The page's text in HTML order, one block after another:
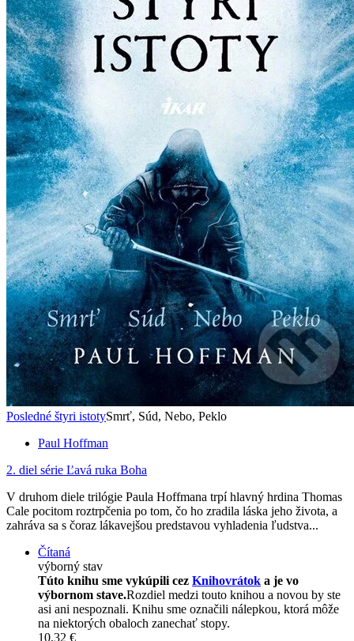
Posledné štyri istotySmrť, Súd, Nebo, Peklo
Paul Hoffman
2. diel série Ľavá ruka Boha
V druhom diele trilógie Paula Hoffmana trpí hlavný hrdina Thomas
Cale pocitom roztrpčenia po tom, čo ho zradila láska jeho života, a
zahráva sa s čoraz lákavejšou predstavou vyhladenia ľudstva...
Čítaná
výborný stav
Túto knihu sme vykúpili cez Knihovrátok a je vo
výbornom stave.Rozdiel medzi touto knihou a novou by ste
asi ani nespoznali. Knihu sme označili nálepkou, ktorá môže
na niektorých obaloch zanechať stopy.
10,32 €